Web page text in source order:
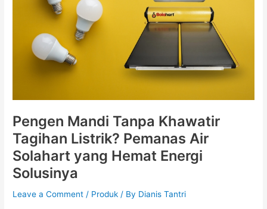
Pengen Mandi Tanpa Khawatir
Tagihan Listrik? Pemanas Air
Solahart yang Hemat Energi
Solusinya
Leave a Comment / Produk / By Dianis Tantri
Solahart
Solusinya